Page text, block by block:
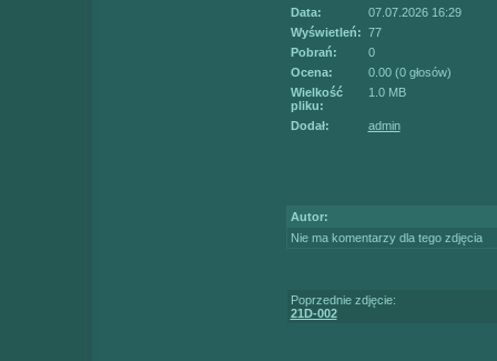
Data:
07.07.2026 16:29
Wyświetleń: 77
Pobrań:
0
Ocena:
0.00 (0 głosów)
Wielkość
pliku:
1.0 MB
Dodał: admin
Autor:
Nie ma komentarzy dla tego zdjęcia
Poprzednie zdjęcie:
21D-002